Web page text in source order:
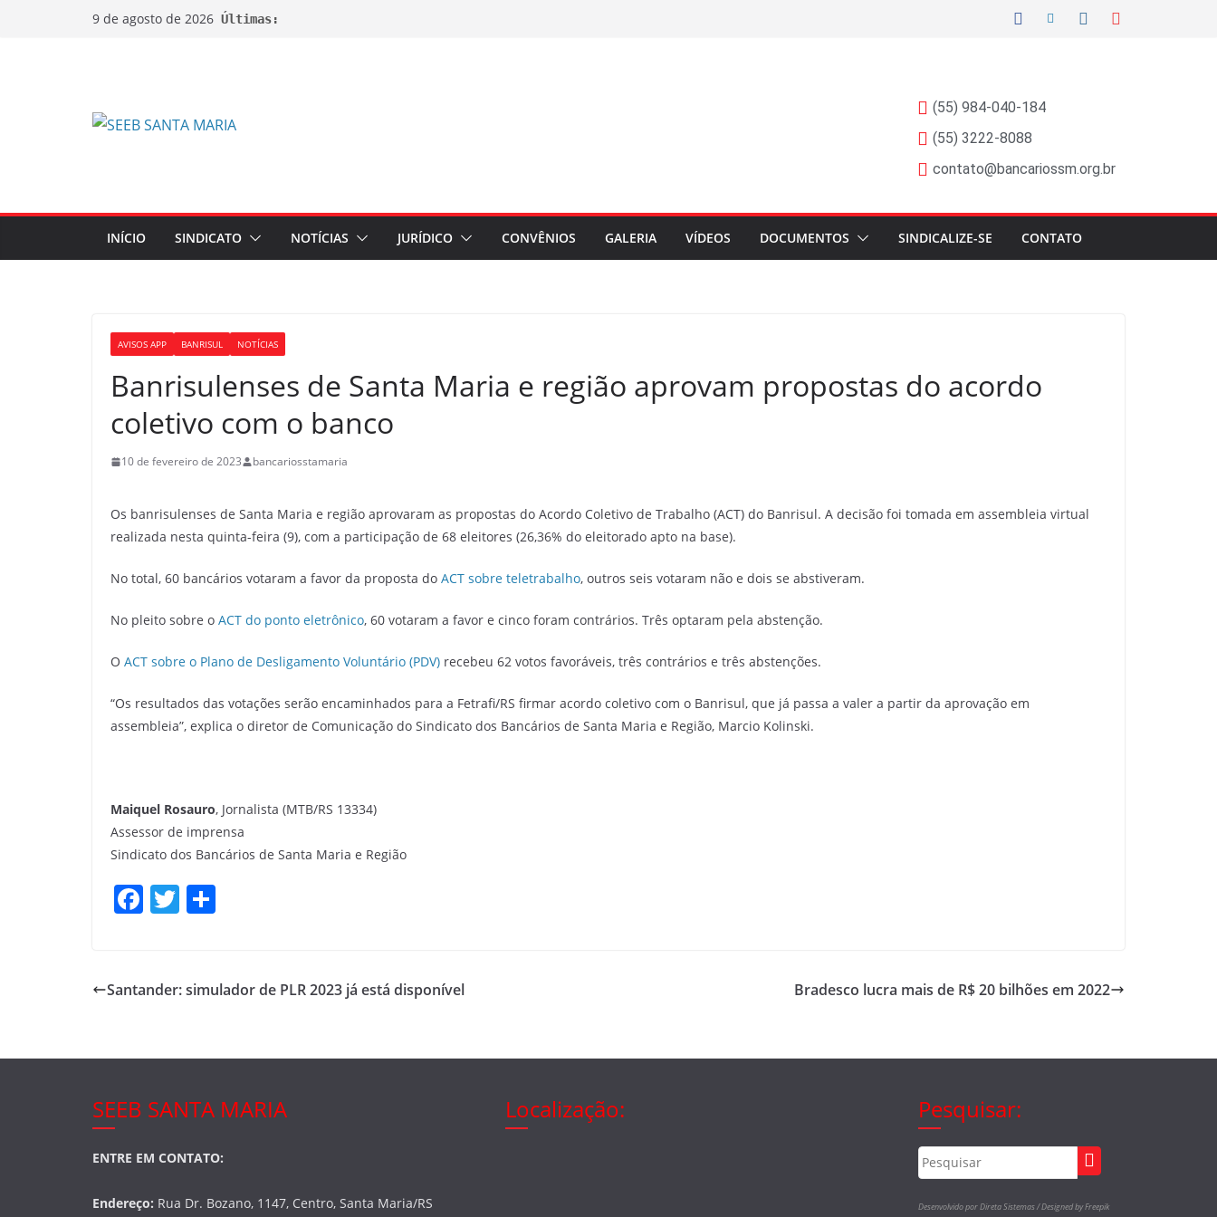
9 de agosto de 2026 Últimas:
(55) 984-040-184
(55) 3222-8088
contato@bancariossm.org.br
INÍCIO SINDICATO NOTÍCIAS JURÍDICO CONVÊNIOS GALERIA VÍDEOS DOCUMENTOS SINDICALIZE-SE CONTATO
AVISOS APP BANRISUL NOTÍCIAS
Banrisulenses de Santa Maria e região aprovam propostas do acordo
coletivo com o banco
10 de fevereiro de 2023 bancariosstamaria
Os banrisulenses de Santa Maria e região aprovaram as propostas do Acordo Coletivo de Trabalho (ACT) do Banrisul. A decisão foi tomada em assembleia virtual
realizada nesta quinta-feira (9), com a participação de 68 eleitores (26,36% do eleitorado apto na base).
No total, 60 bancários votaram a favor da proposta do ACT sobre teletrabalho, outros seis votaram não e dois se abstiveram.
No pleito sobre o ACT do ponto eletrônico, 60 votaram a favor e cinco foram contrários. Três optaram pela abstenção.
O ACT sobre o Plano de Desligamento Voluntário (PDV) recebeu 62 votos favoráveis, três contrários e três abstenções.
“Os resultados das votações serão encaminhados para a Fetrafi/RS firmar acordo coletivo com o Banrisul, que já passa a valer a partir da aprovação em
assembleia”, explica o diretor de Comunicação do Sindicato dos Bancários de Santa Maria e Região, Marcio Kolinski.
Maiquel Rosauro, Jornalista (MTB/RS 13334)
Assessor de imprensa
Sindicato dos Bancários de Santa Maria e Região
F
e
k
T
er e
Santander: simulador de PLR 2023 já está disponível Bradesco lucra mais de R$ 20 bilhões em 2022
SEEB SANTA MARIA
ENTRE EM CONTATO:
Endereço: Rua Dr. Bozano, 1147, Centro, Santa Maria/RS
Localização: Pesquisar:
Desenvolvido por Direta Sistemas /Designed by Freepik